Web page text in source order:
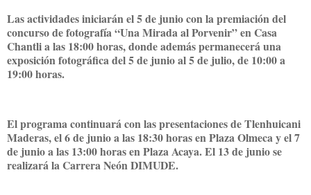
Las actividades iniciarán el 5 de junio con la premiación del
concurso de fotografía “Una Mirada al Porvenir” en Casa
Chantli a las 18:00 horas, donde además permanecerá una
exposición fotográfica del 5 de junio al 5 de julio, de 10:00 a
19:00 horas.
El programa continuará con las presentaciones de Tlenhuicani
Maderas, el 6 de junio a las 18:30 horas en Plaza Olmeca y el 7
de junio a las 13:00 horas en Plaza Acaya. El 13 de junio se
realizará la Carrera Neón DIMUDE.